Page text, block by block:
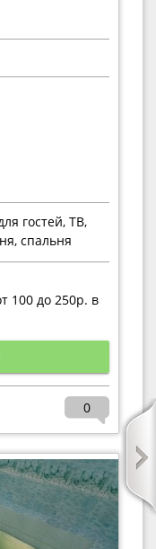
гостей, ТВ,
спальня
100 до 250р. в
0